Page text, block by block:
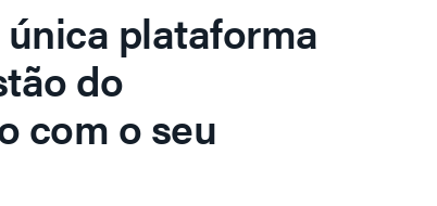
plataforma
do
com o seu